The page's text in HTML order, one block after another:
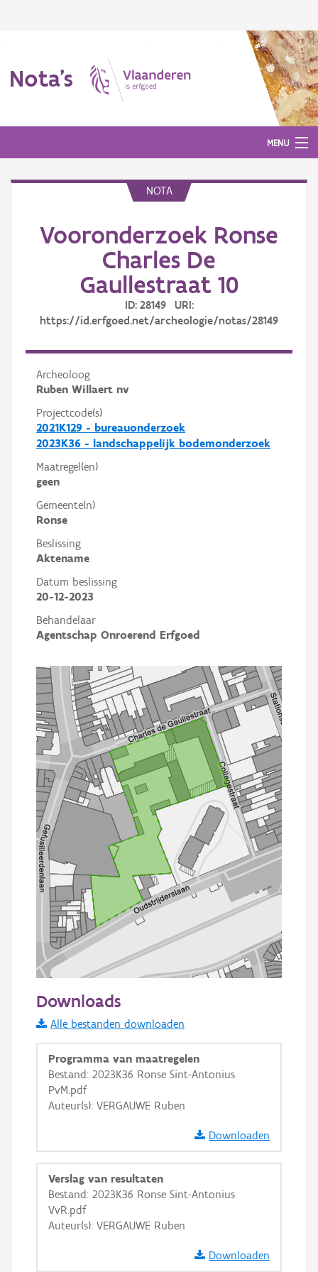
Nota's
MENU
Aanmelden
NOTA
Vooronderzoek Ronse
Charles De
Gaullestraat 10
ID: 28149 URI:
https://id.erfgoed.net/archeologie/notas/28149
Archeoloog
Ruben Willaert nv
Projectcode(s)
2021K129 - bureauonderzoek
2023K36 - landschappelijk bodemonderzoek
Maatregel(en)
geen
Gemeente(n)
Ronse
Beslissing
Aktename
Datum beslissing
20-12-2023
Behandelaar
Agentschap Onroerend Erfgoed
Informatie Vlaanderen
i
+
Basis Lagen
OSM-Basiskaart
Downloads
Alle bestanden downloaden
Programma van maatregelen
Bestand: 2023K36 Ronse Sint-Antonius
PvM.pdf
Auteur(s): VERGAUWE Ruben
Downloaden
Verslag van resultaten
Bestand: 2023K36 Ronse Sint-Antonius
VvR.pdf
Auteur(s): VERGAUWE Ruben
Downloaden